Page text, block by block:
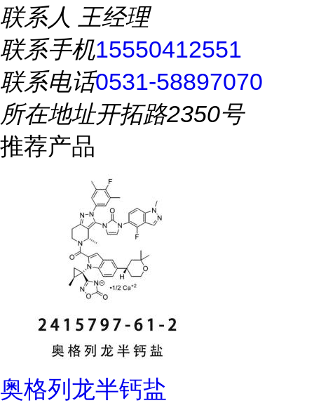
联系人 王经理
联系手机15550412551
联系电话0531-58897070
所在地址开拓路2350号
推荐产品
奥格列龙半钙盐